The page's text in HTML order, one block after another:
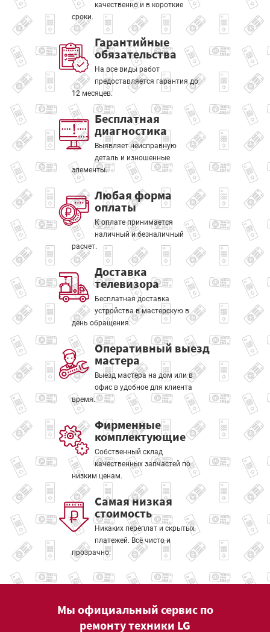
качественно и в короткие
сроки.
Гарантийные
обязательства
На все виды работ
предоставляется гарантия до
12 месяцев.
Бесплатная
диагностика
Выявляет неисправную
деталь и изношенные
элементы.
Любая форма
оплаты
К оплате принимается
наличный и безналичный
расчет.
Доставка
телевизора
Бесплатная доставка
устройства в мастерскую в
день обращения.
Оперативный выезд
мастера
Выезд мастера на дом или в
офис в удобное для клиента
время.
Фирменные
комплектующие
Собственный склад
качественных запчастей по
низким ценам.
Самая низкая
стоимость
Никаких переплат и скрытых
платежей. Всё чисто и
прозрачно.
Мы официальный сервис по
ремонту техники LG